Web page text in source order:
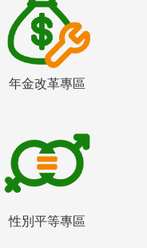
年金改革專區
性別平等專區